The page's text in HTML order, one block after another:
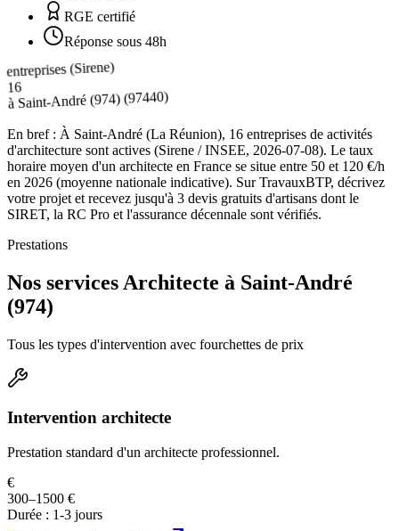
RGE certifié
Réponse sous 48h
entreprises (Sirene)
16
àSaint-André (974)(97440)
En bref : À Saint-André (La Réunion), 16 entreprises de activités
d'architecture sont actives (Sirene / INSEE, 2026-07-08). Le taux
horaire moyen d'un architecte en France se situe entre 50 et 120 €/h
en 2026 (moyenne nationale indicative). Sur TravauxBTP, décrivez
votre projet et recevez jusqu'à 3 devis gratuits d'artisans dont le
SIRET, la RC Pro et l'assurance décennale sont vérifiés.
Prestations
Nos services Architecte à Saint-André
(974)
Tous les types d'intervention avec fourchettes de prix
Intervention architecte
Prestation standard d'un architecte professionnel.
€
300–1500 €
Durée : 1-3 jours